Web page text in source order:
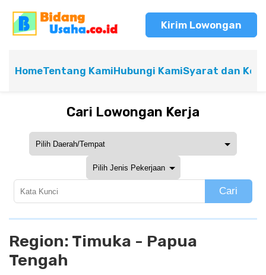
Kirim Lowongan
HomeTentang KamiHubungi KamiSyarat dan
Cari Lowongan Kerja
Cari
Region: Timuka - Papua
Tengah